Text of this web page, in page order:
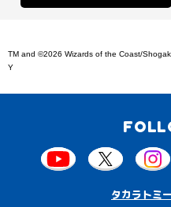
TM and ©2026 Wizards of the Coast/
Y
タカラトミ